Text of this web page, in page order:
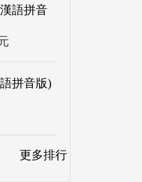
語拼音
拼音版)
更多排行